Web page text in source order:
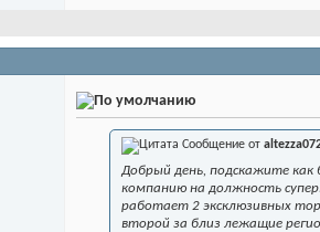
Сообщение от
Добрый день, подскажите как
компанию на должность
работает 2 эксклюзивных
второй за близ лежащие